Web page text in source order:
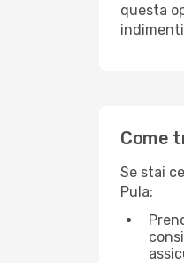
questa
Come
Se stai
Pula: